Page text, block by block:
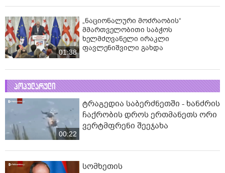
01:38
„ნაციონალური მოძრაობის“
მმართველობითი საბჭოს
ხელმძღვანელი ირაკლი
ფავლენიშვილი გახდა
პოპულარული
00:22
ტრაგედია საბერძნეთში - ხანძრის
ჩაქრობის დროს ერთმანეთს ორი
ვერტმფრენი შეეჯახა
სომხეთის